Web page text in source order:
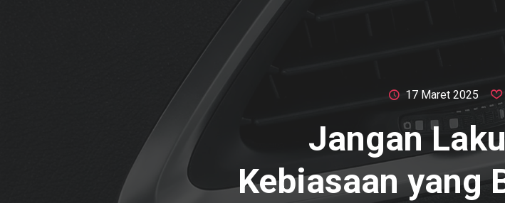
17 Maret 2025
Jangan
Kebiasaan yang